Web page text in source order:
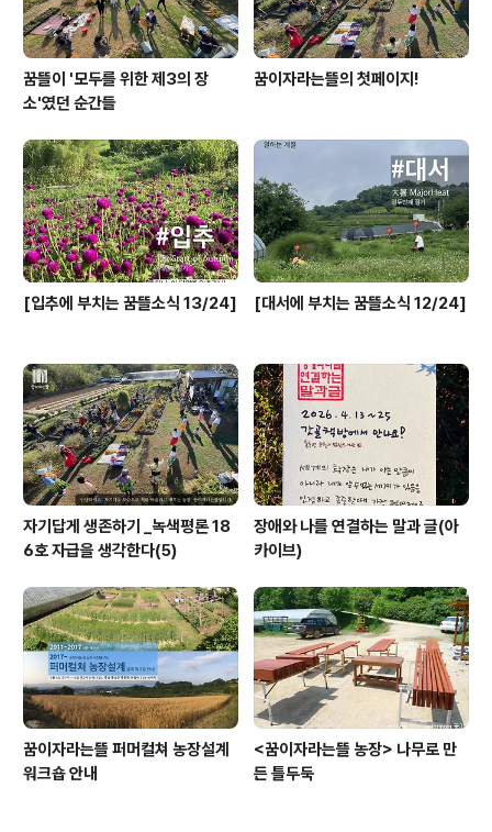
꿈뜰이 '모두를 위한 제3의 장
소'였던 순간들
꿈이자라는뜰의 첫페이지!
[입추에 부치는 꿈뜰소식 13/24] [대서에 부치는 꿈뜰소식 12/24]
자기답게 생존하기 _녹색평론 18
6호 자급을 생각한다(5)
장애와 나를 연결하는 말과 글(아
카이브)
꿈이자라는뜰 퍼머컬쳐 농장설계
워크숍 안내
<꿈이자라는뜰 농장> 나무로 만
든 틀두둑